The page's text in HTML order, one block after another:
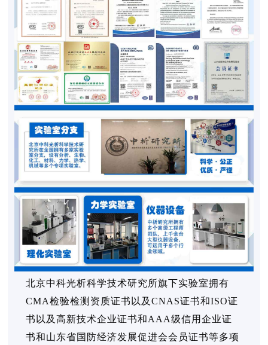
北京中科光析科学技术研究所旗下实验室拥有
CMA检验检测资质证书以及CNAS证书和ISO证
书以及高新技术企业证书和AAA级信用企业证
书和山东省国防经济发展促进会会员证书等多项